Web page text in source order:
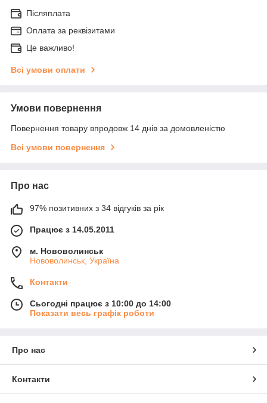
Післяплата
Оплата за реквізитами
Це важливо!
Всі умови оплати
Умови повернення
Повернення товару впродовж 14 днів за домовленістю
Всі умови повернення
Про нас
97% позитивних з 34 відгуків за рік
Працює з 14.05.2011
м. Нововолинськ
Нововолинськ, Україна
Контакти
Сьогодні працює з 10:00 до 14:00
Показати весь графік роботи
Про нас
Контакти